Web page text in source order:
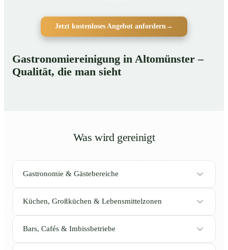
Jetzt kostenloses Angebot anfordern →
Gastronomiereinigung in Altomünster –
Qualität, die man sieht
Was wird gereinigt
Gastronomie & Gästebereiche
Küchen, Großküchen & Lebensmittelzonen
Bars, Cafés & Imbissbetriebe